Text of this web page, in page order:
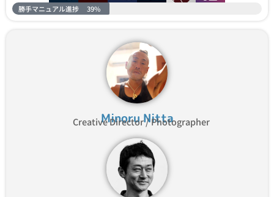
勝手マニュアル進捗 39%
Minoru Nitta
Creative Director / Photographer